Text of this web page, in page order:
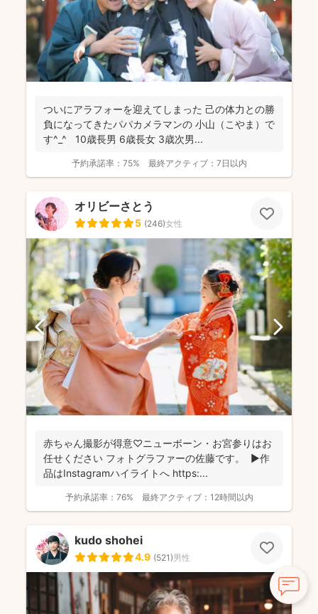
ついにアラフォーを迎えてしまった 己の体力との勝
負になってきたパパカメラマンの 小山（こやま）で
す^_^ 10歳長男 6歳長女 3歳次男...
予約承諾率： 75% 最終アクティブ： 7日以内
オリビーさとう
5 (246)女性
赤ちゃん撮影が得意♡ニューボーン・お宮参りはお
任せください フォトグラファーの佐藤です。 ▶︎作
品はInstagramハイライトへ https:...
予約承諾率： 76% 最終アクティブ： 12時間以内
kudo shohei
4.9 (521)男性